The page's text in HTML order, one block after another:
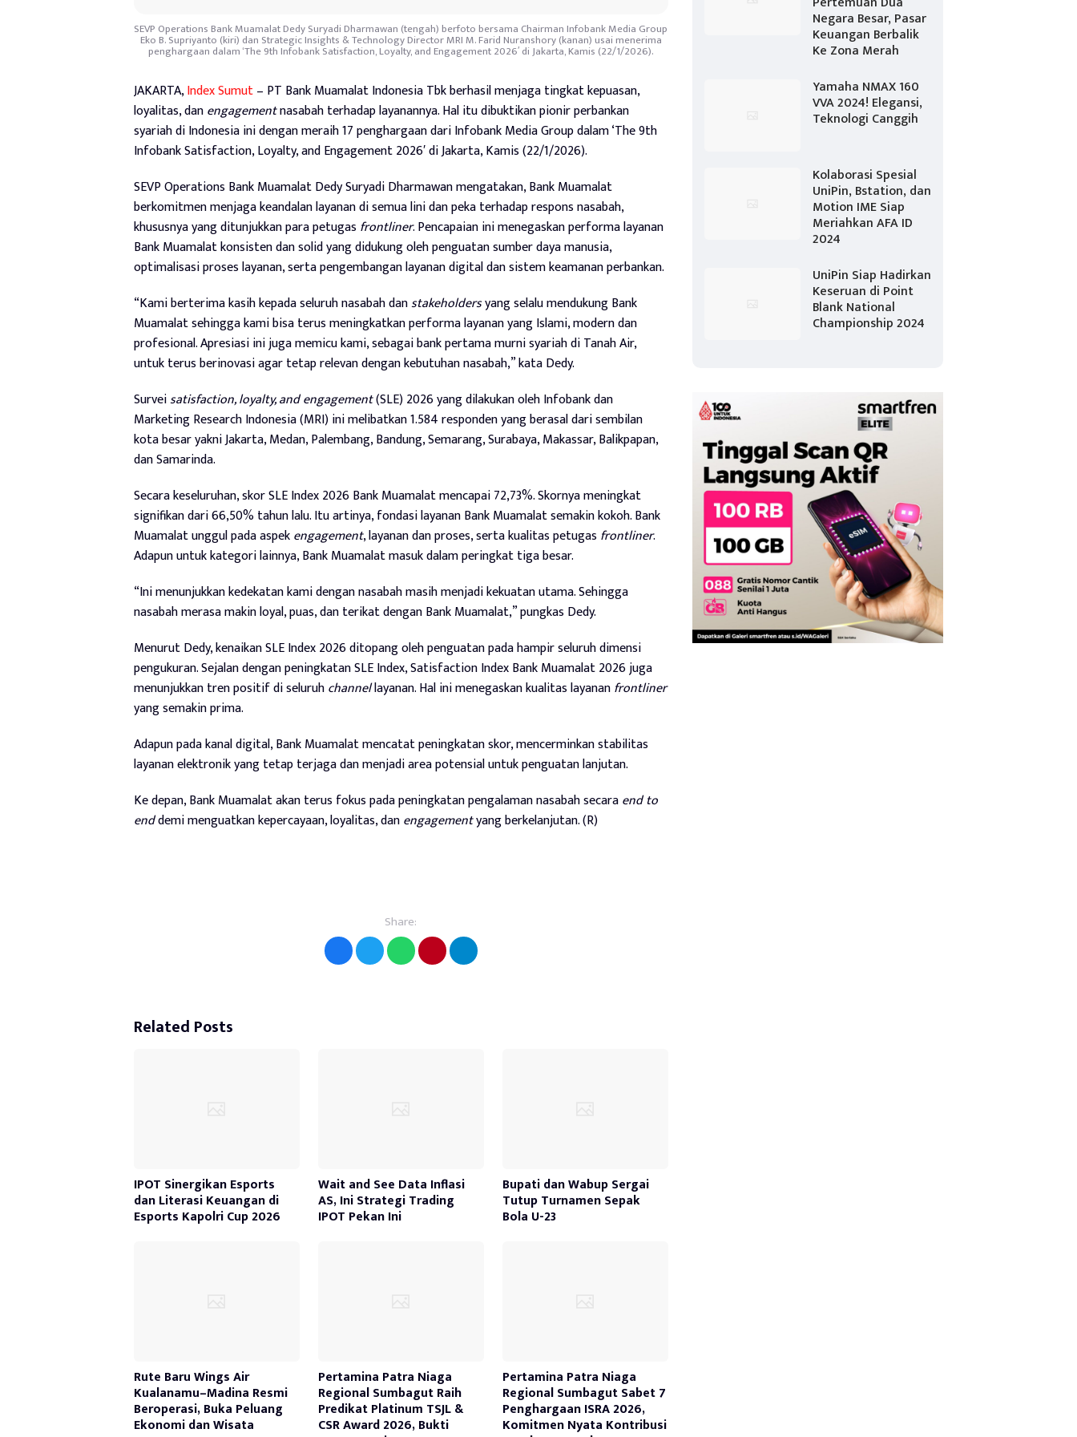
SEVP Operations Bank Muamalat Dedy Suryadi Dharmawan (tengah) berfoto bersama Chairman Infobank Media Group
Eko B. Supriyanto (kiri) dan Strategic Insights & Technology Director MRI M. Farid Nuranshory (kanan) usai menerima
penghargaan dalam ‘The 9th Infobank Satisfaction, Loyalty, and Engagement 2026′ di Jakarta, Kamis (22/1/2026).
JAKARTA,Index Sumut– PT Bank Muamalat Indonesia Tbk berhasil menjaga tingkat kepuasan,
loyalitas, danengagementnasabah terhadap layanannya. Hal itu dibuktikan pionir perbankan
syariah di Indonesia ini dengan meraih 17 penghargaan dari Infobank Media Group dalam ‘The 9th
Infobank Satisfaction, Loyalty, and Engagement 2026′ di Jakarta, Kamis (22/1/2026).
SEVP Operations Bank Muamalat Dedy Suryadi Dharmawan mengatakan, Bank Muamalat
berkomitmen menjaga keandalan layanan di semua lini dan peka terhadap respons nasabah,
khususnya yang ditunjukkan para petugas frontliner. Pencapaian ini menegaskan performa layanan
Bank Muamalat konsisten dan solid yang didukung oleh penguatan sumber daya manusia,
optimalisasi proses layanan, serta pengembangan layanan digital dan sistem keamanan perbankan.
“Kami berterima kasih kepada seluruh nasabah danstakeholdersyang selalu mendukung Bank
Muamalat sehingga kami bisa terus meningkatkan performa layanan yang Islami, modern dan
profesional. Apresiasi ini juga memicu kami, sebagai bank pertama murni syariah di Tanah Air,
untuk terus berinovasi agar tetap relevan dengan kebutuhan nasabah,” kata Dedy.
Surveisatisfaction, loyalty, and engagement(SLE) 2026 yang dilakukan oleh Infobank dan
Marketing Research Indonesia (MRI) ini melibatkan 1.584 responden yang berasal dari sembilan
kota besar yakni Jakarta, Medan, Palembang, Bandung, Semarang, Surabaya, Makassar, Balikpapan,
dan Samarinda.
Secara keseluruhan, skor SLE Index 2026 Bank Muamalat mencapai 72,73%. Skornya meningkat
signifikan dari 66,50% tahun lalu. Itu artinya, fondasi layanan Bank Muamalat semakin kokoh. Bank
Muamalat unggul pada aspekengagement, layanan dan proses, serta kualitas petugas frontliner.
Adapun untuk kategori lainnya, Bank Muamalat masuk dalam peringkat tiga besar.
“Ini menunjukkan kedekatan kami dengan nasabah masih menjadi kekuatan utama. Sehingga
nasabah merasa makin loyal, puas, dan terikat dengan Bank Muamalat,” pungkas Dedy.
Menurut Dedy, kenaikan SLE Index 2026 ditopang oleh penguatan pada hampir seluruh dimensi
pengukuran. Sejalan dengan peningkatan SLE Index, Satisfaction Index Bank Muamalat 2026 juga
menunjukkan tren positif di seluruhchannellayanan. Hal ini menegaskan kualitas layananfrontliner
yang semakin prima.
Adapun pada kanal digital, Bank Muamalat mencatat peningkatan skor, mencerminkan stabilitas
layanan elektronik yang tetap terjaga dan menjadi area potensial untuk penguatan lanjutan.
Ke depan, Bank Muamalat akan terus fokus pada peningkatan pengalaman nasabah secaraend to
enddemi menguatkan kepercayaan, loyalitas, danengagementyang berkelanjutan. (R)
Share:
Related Posts
IPOT Sinergikan Esports
dan Literasi Keuangan di
Esports Kapolri Cup 2026
Wait and See Data Inflasi
AS, Ini Strategi Trading
IPOT Pekan Ini
Bupati dan Wabup Sergai
Tutup Turnamen Sepak
Bola U-23
Rute Baru Wings Air
Kualanamu–Madina Resmi
Beroperasi, Buka Peluang
Ekonomi dan Wisata
Pertamina Patra Niaga
Regional Sumbagut Raih
Predikat Platinum TSJL &
CSR Award 2026, Bukti
Pertamina Patra Niaga
Regional Sumbagut Sabet 7
Penghargaan ISRA 2026,
Komitmen Nyata Kontribusi
Negara Besar, Pasar
Keuangan Berbalik
Ke Zona Merah
Yamaha NMAX 160
VVA 2024! Elegansi,
Teknologi Canggih
Kolaborasi Spesial
UniPin, Bstation, dan
Motion IME Siap
Meriahkan AFA ID
2024
UniPin Siap Hadirkan
Keseruan di Point
Blank National
Championship 2024